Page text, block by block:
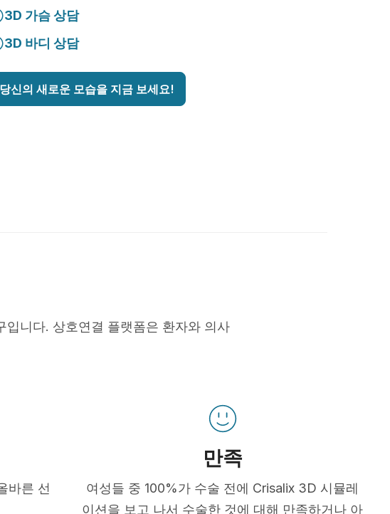
3D 가슴 상담
3D 바디 상담
당신의 새로운 모습을 지금 보세요!
니다. 상호연결 플랫폼은 환자와 의사
바른 선
만족
여성들 중 100%가 수술 전에 Crisalix 3D 시뮬레
이션을 보고 나서 수술한 것에 대해 만족하거나 아